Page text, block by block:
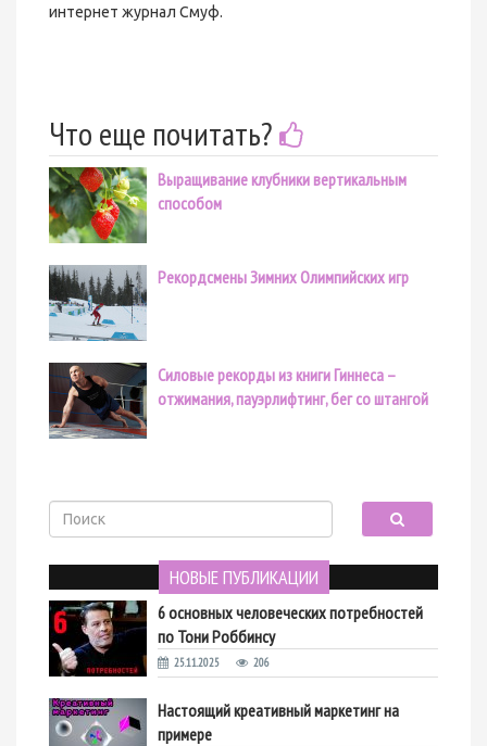
интернет журнал Смуф.
Что еще почитать?
Выращивание клубники вертикальным
способом
Рекордсмены Зимних Олимпийских игр
Силовые рекорды из книги Гиннеса –
отжимания, пауэрлифтинг, бег со штангой
НОВЫЕ ПУБЛИКАЦИИ
6 основных человеческих потребностей
по Тони Роббинсу
25.11.2025 206
Настоящий креативный маркетинг на
примере